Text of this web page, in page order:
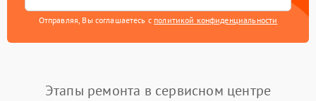
Отправляя, Вы соглашаетесь с политикой конфиденциальности
Этапы ремонта в сервисном центре